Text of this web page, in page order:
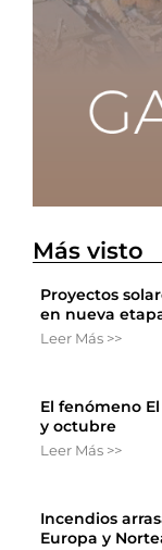
Más visto
Proyectos
en nueva
Leer Más >>
El fenómeno
y octubre
Leer Más >>
Incendios
Europa y